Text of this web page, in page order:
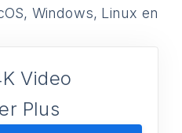
Windows, Linux en
Video
Plus